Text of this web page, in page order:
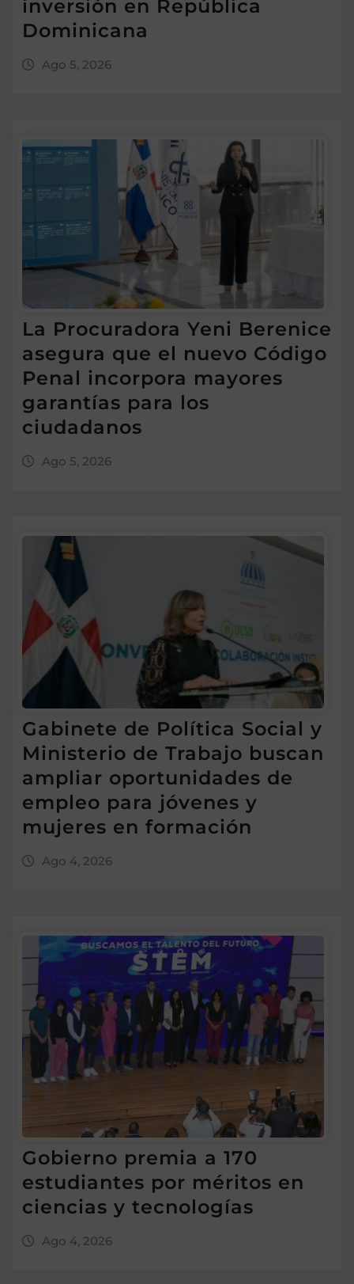
inversión en República
Dominicana
Ago 5, 2026
La Procuradora Yeni Berenice
asegura que el nuevo Código
Penal incorpora mayores
garantías para los
ciudadanos
Ago 5, 2026
Gabinete de Política Social y
Ministerio de Trabajo buscan
ampliar oportunidades de
empleo para jóvenes y
mujeres en formación
Ago 4, 2026
Gobierno premia a 170
estudiantes por méritos en
ciencias y tecnologías
Ago 4, 2026